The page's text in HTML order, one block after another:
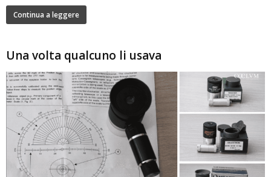
Continua a leggere
Una volta qualcuno li usava